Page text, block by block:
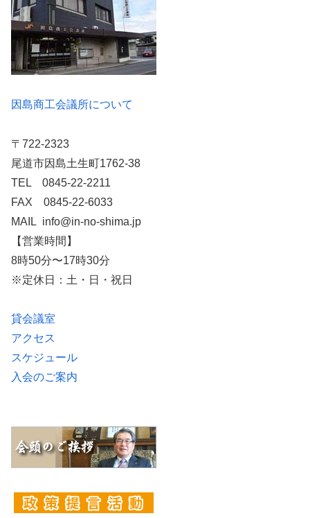
因島商工会議所について
〒722-2323
尾道市因島土生町1762-38
TEL 0845-22-2211
FAX 0845-22-6033
MAIL info@in-no-shima.jp
【営業時間】
8時50分〜17時30分
※定休日：土・日・祝日
貸会議室
アクセス
スケジュール
入会のご案内